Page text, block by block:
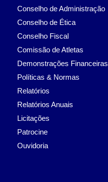
Conselho de Administração
Conselho de Ética
Conselho Fiscal
Comissão de Atletas
Demonstrações Financeiras
Políticas & Normas
Relatórios
Relatórios Anuais
Licitações
Patrocine
Ouvidoria